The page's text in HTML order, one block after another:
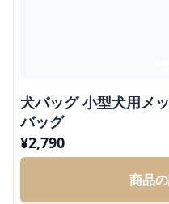
犬バッグ 小型犬用メ
バッグ
¥2,790
商品